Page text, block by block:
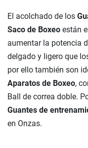
El acolchado de los
Saco de Boxeo están
aumentar la potencia
delgado y ligero que
por ello también son
Aparatos de Boxeo,
Ball de correa doble.
Guantes de
en Onzas.